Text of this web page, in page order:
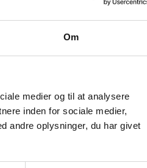
Om
medier og til at analysere
inden for sociale medier,
andre oplysninger, du har givet
popsange
er kreative og